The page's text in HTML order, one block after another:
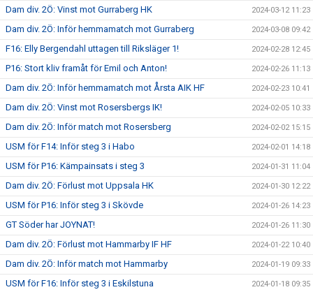
Dam div. 2Ö: Vinst mot Gurraberg HK 2024-03-12 11:23
Dam div. 2Ö: Inför hemmamatch mot Gurraberg 2024-03-08 09:42
F16: Elly Bergendahl uttagen till Riksläger 1! 2024-02-28 12:45
P16: Stort kliv framåt för Emil och Anton! 2024-02-26 11:13
Dam div. 2Ö: Inför hemmamatch mot Årsta AIK HF 2024-02-23 10:41
Dam div. 2Ö: Vinst mot Rosersbergs IK! 2024-02-05 10:33
Dam div. 2Ö: Inför match mot Rosersberg 2024-02-02 15:15
USM för F14: Inför steg 3 i Habo 2024-02-01 14:18
USM för P16: Kämpainsats i steg 3 2024-01-31 11:04
Dam div. 2Ö: Förlust mot Uppsala HK 2024-01-30 12:22
USM för P16: Inför steg 3 i Skövde 2024-01-26 14:23
GT Söder har JOYNAT! 2024-01-26 11:30
Dam div. 2Ö: Förlust mot Hammarby IF HF 2024-01-22 10:40
Dam div. 2Ö: Inför match mot Hammarby 2024-01-19 09:33
USM för F16: Inför steg 3 i Eskilstuna 2024-01-18 09:35